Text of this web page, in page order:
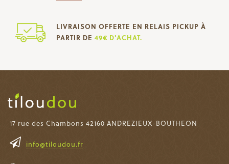
LIVRAISON OFFERTE EN RELAIS PICKUP À
PARTIR DE 49€ D'ACHAT.
17 rue des Chambons 42160 ANDREZIEUX-BOUTHEON
info@tiloudou.fr